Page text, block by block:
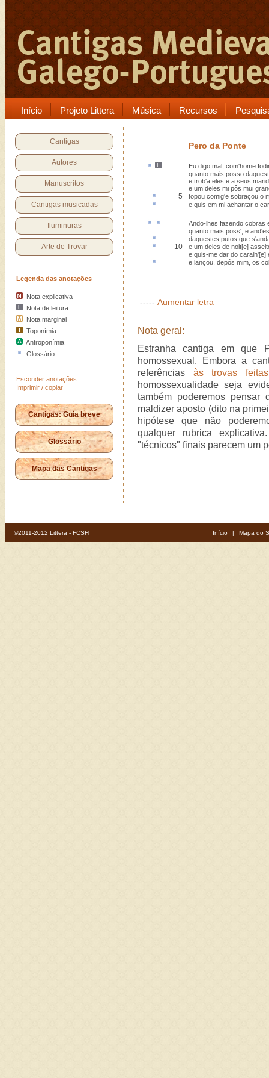
Início Projeto Littera Música Recursos
Cantigas
Autores
Manuscritos
Cantigas musicadas
Iluminuras
Arte de Trovar
Legenda das anotações
Nota explicativa
Nota de leitura
Nota marginal
Toponímia
Antroponímia
Glossário
Esconder anotações
Imprimir / copiar
Cantigas: Guia breve
Glossário
Mapa das Cantigas
Pero da Ponte
Eu digo mal, com'home
quanto mais posso
e trob'a eles e a seus
e um deles mi pôs mui
5 topou comig'e sobraçou o
e quis em mi achantar o
Ando-lhes fazendo cobras
quanto mais poss', e
daquestes putos que
10 e um deles de noit[e]
e quis-me dar do caralh'[e]
e lançou, depós mim, os
----- Aumentar letra
Nota geral:
Estranha cantiga em que
homossexual. Embora a
referências às trovas
homossexualidade seja
também poderemos pensar
maldizer aposto (dito na
hipótese que não
qualquer rubrica
"técnicos" finais parecem um
©2011-2012 Littera - FCSH Início | Mapa do